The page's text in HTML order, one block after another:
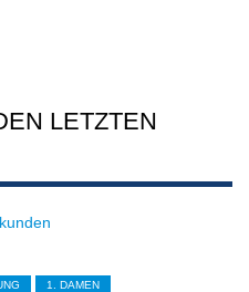
LETZTEN
1. DAMEN